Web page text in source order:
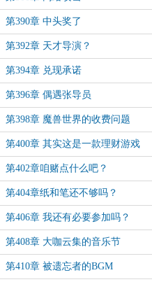
第390章 中头奖了
第392章 天才导演？
第394章 兑现承诺
第396章 偶遇张导员
第398章 魔兽世界的收费问题
第400章 其实这是一款理财游戏
第402章咱赌点什么吧？
第404章纸和笔还不够吗？
第406章 我还有必要参加吗？
第408章 大咖云集的音乐节
第410章 被遗忘者的BGM